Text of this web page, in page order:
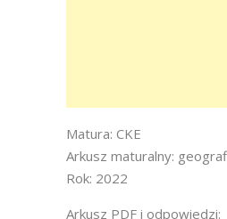
Matura: CKE
Arkusz maturalny:
Rok: 2022
Arkusz PDF i odpowiedzi: